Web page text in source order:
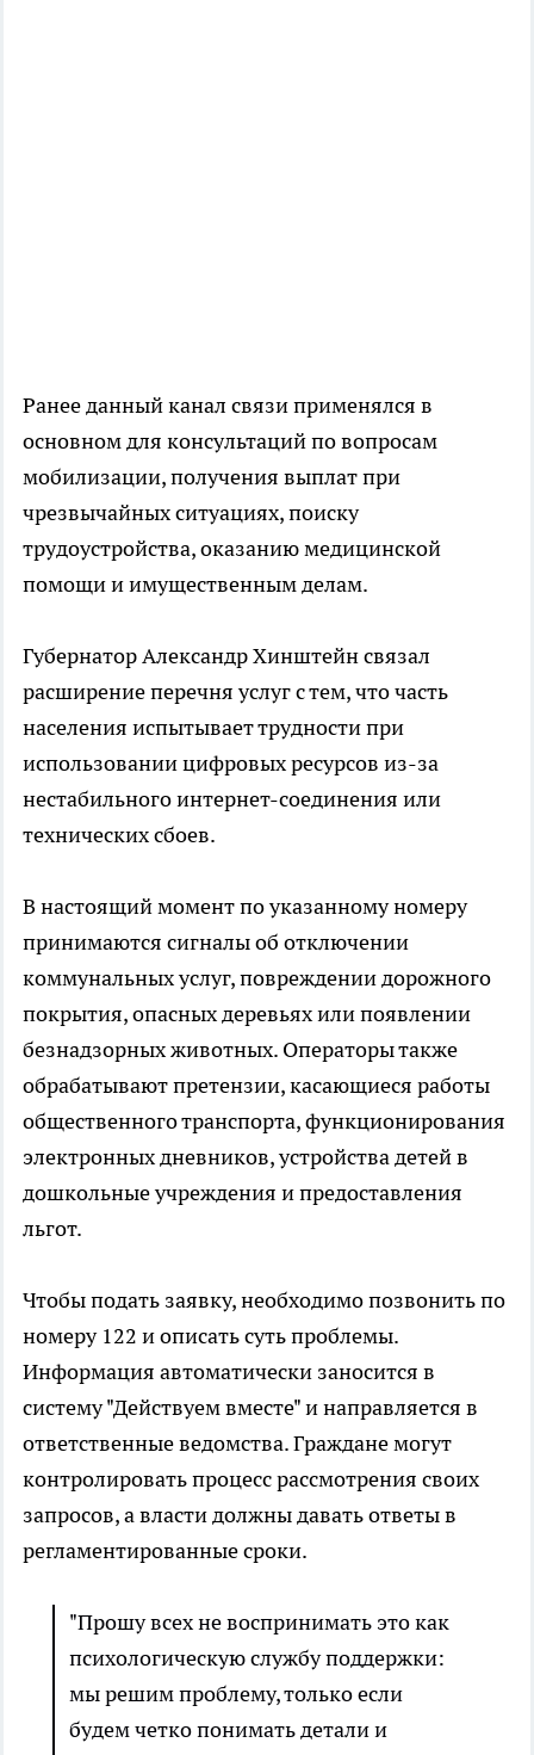
Ранее данный канал связи применялся в
основном для консультаций по вопросам
мобилизации, получения выплат при
чрезвычайных ситуациях, поиску
трудоустройства, оказанию медицинской
помощи и имущественным делам.
Губернатор Александр Хинштейн связал
расширение перечня услуг с тем, что часть
населения испытывает трудности при
использовании цифровых ресурсов из-за
нестабильного интернет-соединения или
технических сбоев.
В настоящий момент по указанному номеру
принимаются сигналы об отключении
коммунальных услуг, повреждении дорожного
покрытия, опасных деревьях или появлении
безнадзорных животных. Операторы также
обрабатывают претензии, касающиеся работы
общественного транспорта, функционирования
электронных дневников, устройства детей в
дошкольные учреждения и предоставления
льгот.
Чтобы подать заявку, необходимо позвонить по
номеру 122 и описать суть проблемы.
Информация автоматически заносится в
систему "Действуем вместе" и направляется в
ответственные ведомства. Граждане могут
контролировать процесс рассмотрения своих
запросов, а власти должны давать ответы в
регламентированные сроки.
"Прошу всех не воспринимать это как
психологическую службу поддержки:
мы решим проблему, только если
будем четко понимать детали и